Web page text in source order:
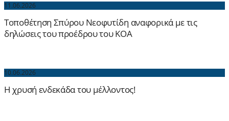
11.06.2026
Τοποθέτηση Σπύρου Νεοφυτίδη αναφορικά με τις
δηλώσεις του προέδρου του ΚΟΑ
10.06.2026
Η χρυσή ενδεκάδα του μέλλοντος!